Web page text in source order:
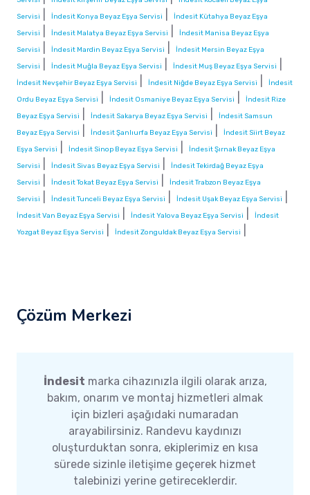
Servisi
İndesit Konya Beyaz Eşya Servisi
İndesit Kütahya Beyaz Eşya
Servisi
İndesit Malatya Beyaz Eşya Servisi
İndesit Manisa Beyaz Eşya
Servisi
İndesit Mardin Beyaz Eşya Servisi
İndesit Mersin Beyaz Eşya
Servisi
İndesit Muğla Beyaz Eşya Servisi İndesit Muş Beyaz Eşya Servisi
İndesit Nevşehir Beyaz Eşya Servisi İndesit Niğde Beyaz Eşya Servisi
İndesit
Ordu Beyaz Eşya Servisi
İndesit Osmaniye Beyaz Eşya Servisi
İndesit Rize
Beyaz Eşya Servisi
İndesit Sakarya Beyaz Eşya Servisi
İndesit Samsun
Beyaz Eşya Servisi
İndesit Şanlıurfa Beyaz Eşya Servisi
İndesit Siirt Beyaz
Eşya Servisi
İndesit Sinop Beyaz Eşya Servisi
İndesit Şırnak Beyaz Eşya
Servisi
İndesit Sivas Beyaz Eşya Servisi
İndesit Tekirdağ Beyaz Eşya
Servisi
İndesit Tokat Beyaz Eşya Servisi
İndesit Trabzon Beyaz Eşya
Servisi
İndesit Tunceli Beyaz Eşya Servisi İndesit Uşak Beyaz Eşya Servisi
İndesit Van Beyaz Eşya Servisi İndesit Yalova Beyaz Eşya Servisi
İndesit
Yozgat Beyaz Eşya Servisi
İndesit Zonguldak Beyaz Eşya Servisi
Çözüm Merkezi
İndesit marka cihazınızla ilgili olarak arıza,
bakım, onarım ve montaj hizmetleri almak
için bizleri aşağıdaki numaradan
arayabilirsiniz. Randevu kaydınızı
oluşturduktan sonra, ekiplerimiz en kısa
sürede sizinle iletişime geçerek hizmet
talebinizi yerine getireceklerdir.